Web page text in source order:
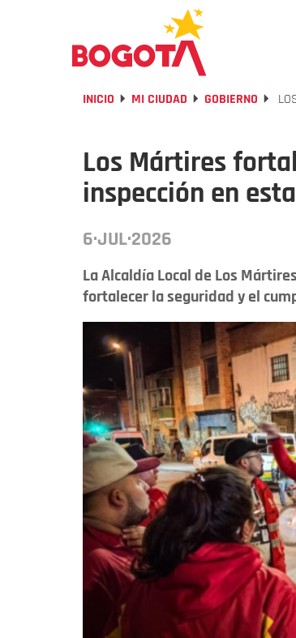
INICIO MI CIUDAD GOBIERNO
Los Mártires
inspección en
6·JUL·2026
La Alcaldía Local de Los
fortalecer la seguridad y el